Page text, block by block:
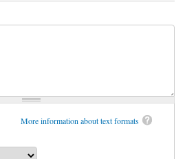
More information about text formats